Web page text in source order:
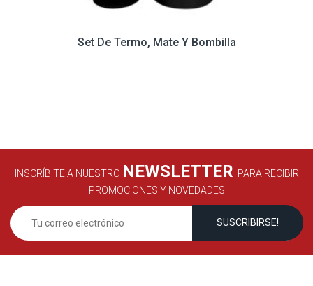
Set De Termo, Mate Y Bombilla
INSCRÍBITE A NUESTRO NEWSLETTER PARA RECIBIR
PROMOCIONES Y NOVEDADES